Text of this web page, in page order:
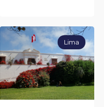
Lima